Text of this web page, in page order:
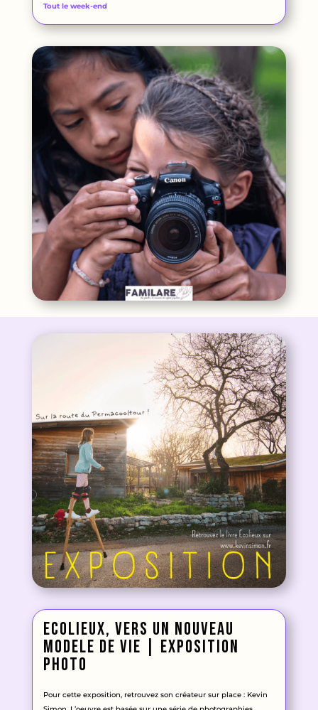
Tout le week-end
ecolieux, vers un nouveau
modele de vie | Exposition
photo
Pour cette exposition, retrouvez son créateur sur place : Kevin